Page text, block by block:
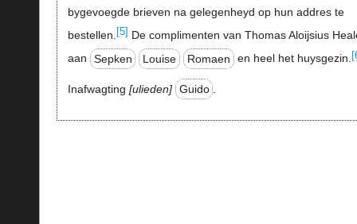
bygevoegde brieven na gelegenheyd op hun addres te
bestellen. [5]
De complimenten van Thomas Aloijsius
aan
Sepken Louise Romaen en heel het huysgezin.
Inafwagting ulieden Guido